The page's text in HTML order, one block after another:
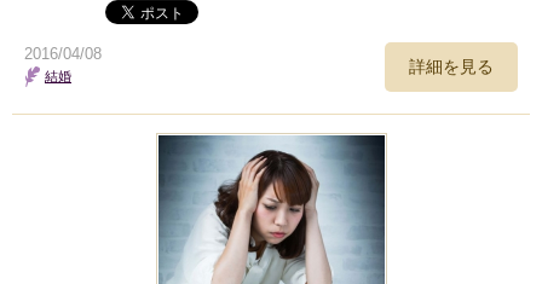
2016/04/08
結婚 詳細を見る